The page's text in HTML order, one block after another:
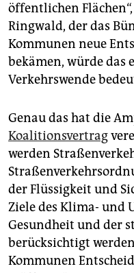
öffentlichen
Ringwald, der das
Kommunen neue
bekämen, würde das
Verkehrswende
Genau das hat die
Koalitionsvertrag
werden
der Flüssigkeit und
Ziele des Klima- und
Gesundheit und der
berücksichtigt
Kommunen